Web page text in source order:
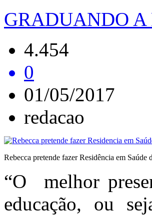
GRADUANDO
4.454
0
01/05/2017
redacao
Rebecca pretende fazer Residência em Saúde
“O melhor
educação, ou